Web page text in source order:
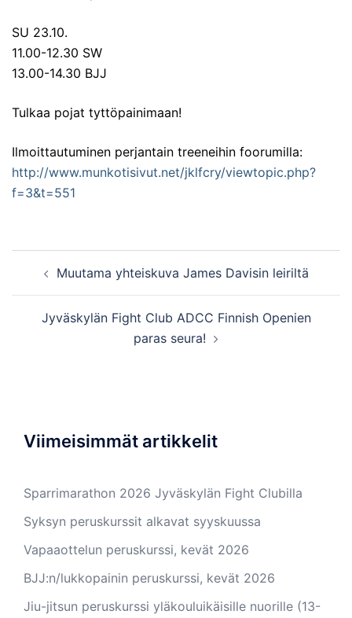
SU 23.10.
11.00-12.30 SW
13.00-14.30 BJJ
Tulkaa pojat tyttöpainimaan!
Ilmoittautuminen perjantain treeneihin foorumilla:
http://www.munkotisivut.net/jklfcry/viewtopic.php?
f=3&t=551
navigation
Muutama yhteiskuva James Davisin leiriltä
Jyväskylän Fight Club ADCC Finnish Openien
paras seura!
Viimeisimmät artikkelit
Sparrimarathon 2026 Jyväskylän Fight Clubilla
Syksyn peruskurssit alkavat syyskuussa
Vapaaottelun peruskurssi, kevät 2026
BJJ:n/lukkopainin peruskurssi, kevät 2026
Jiu-jitsun peruskurssi yläkouluikäisille nuorille (13-